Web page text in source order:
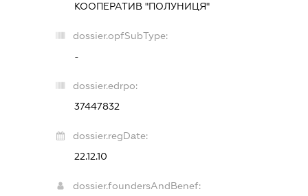
КООПЕРАТИВ "ПОЛУНИЦЯ"
dossier.opfSubType:
-
dossier.edrpo:
37447832
dossier.regDate:
22.12.10
dossier.foundersAndBenef: